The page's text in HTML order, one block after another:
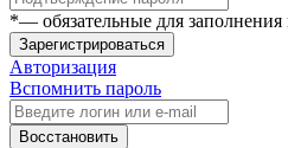
*— обязательные для заполнения
Зарегистрироваться
Авторизация
Вспомнить пароль
Восстановить